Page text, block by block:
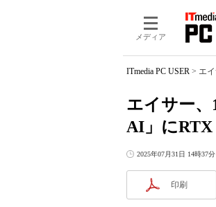
メディア
ITmedia PC USER > エ
エイサー、
AI」にRTX
2025年07月31日 14時37
印刷